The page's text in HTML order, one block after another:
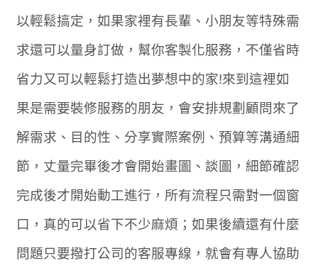
以輕鬆搞定，如果家裡有長輩、小朋友等特殊需
求還可以量身訂做，幫你客製化服務，不僅省時
省力又可以輕鬆打造出夢想中的家!來到這裡如
果是需要裝修服務的朋友，會安排規劃顧問來了
解需求、目的性、分享實際案例、預算等溝通細
節，丈量完畢後才會開始畫圖、談圖，細節確認
完成後才開始動工進行，所有流程只需對一個窗
口，真的可以省下不少麻煩；如果後續還有什麼
問題只要撥打公司的客服專線，就會有專人協助